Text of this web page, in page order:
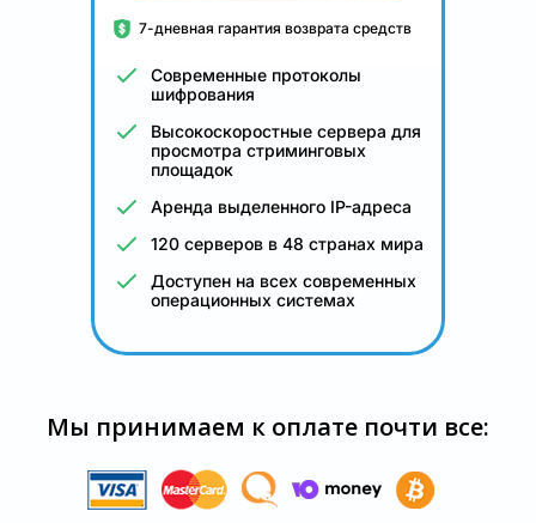
7-дневная гарантия возврата средств
Современные протоколы
шифрования
Высокоскоростные сервера для
просмотра стриминговых
площадок
Аренда выделенного IP-адреса
120 серверов в 48 странах мира
Доступен на всех современных
операционных системах
Мы принимаем к оплате почти все: